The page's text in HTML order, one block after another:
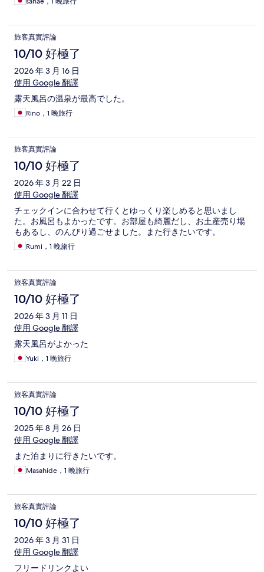
旅客真實評論
10/10 好極了
2026 年 3 月 16 日
使用 Google 翻譯
露天風呂の温泉が最高でした。
Rino，1 晚旅行
旅客真實評論
10/10 好極了
2026 年 3 月 22 日
使用 Google 翻譯
チェックインに合わせて行くとゆっくり楽しめると思いまし
た。お風呂もよかったです。お部屋も綺麗だし、お土産売り場
もあるし、のんびり過ごせました。また行きたいです。
Rumi，1 晚旅行
旅客真實評論
10/10 好極了
2026 年 3 月 11 日
使用 Google 翻譯
露天風呂がよかった
Yuki，1 晚旅行
旅客真實評論
10/10 好極了
2025 年 8 月 26 日
使用 Google 翻譯
また泊まりに行きたいです。
Masahide，1 晚旅行
旅客真實評論
10/10 好極了
2026 年 3 月 31 日
使用 Google 翻譯
フリードリンクよい